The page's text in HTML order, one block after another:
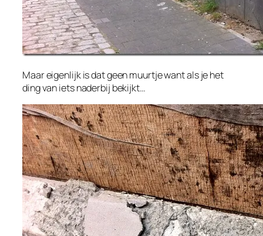
Maar eigenlijk is dat geen muurtje want als je het
ding van iets naderbij bekijkt…